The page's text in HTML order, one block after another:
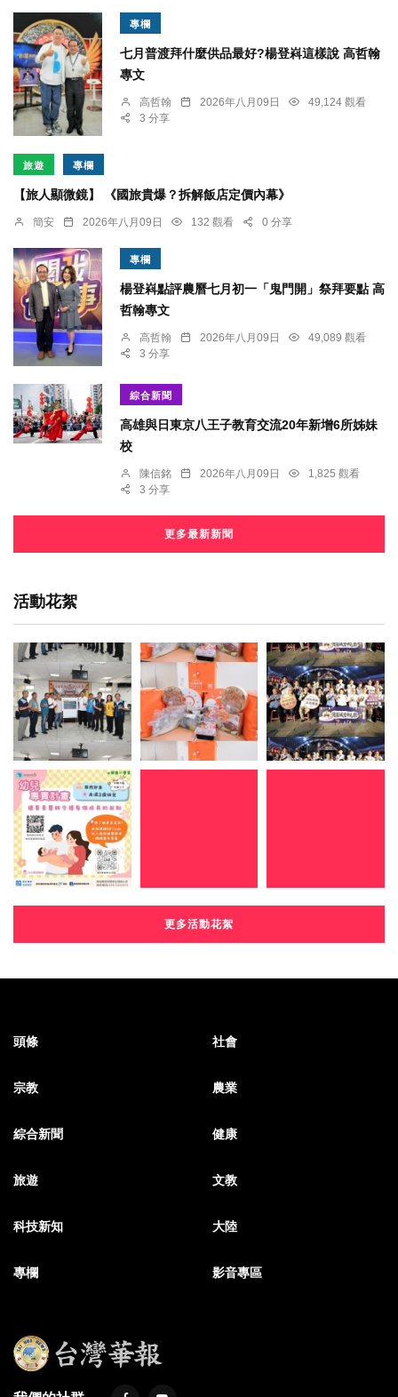
專欄
七月普渡拜什麼供品最好?楊登嵙這樣說 高哲翰
專文
高哲翰 2026年八月09日
49,124 觀看
3 分享
旅遊 專欄
【旅人顯微鏡】 《國旅貴爆？拆解飯店定價內幕》
簡安 2026年八月09日 132 觀看 0 分享
專欄
楊登嵙點評農曆七月初一「鬼門開」祭拜要點 高
哲翰專文
高哲翰 2026年八月09日
49,089 觀看
3 分享
綜合新聞
高雄與日東京八王子教育交流20年新增6所姊妹
校
陳信銘 2026年八月09日
1,825 觀看
3 分享
更多最新新聞
活動花絮
更多活動花絮
頭條 社會
宗教 農業
綜合新聞 健康
旅遊 文教
科技新知 大陸
專欄 影音專區